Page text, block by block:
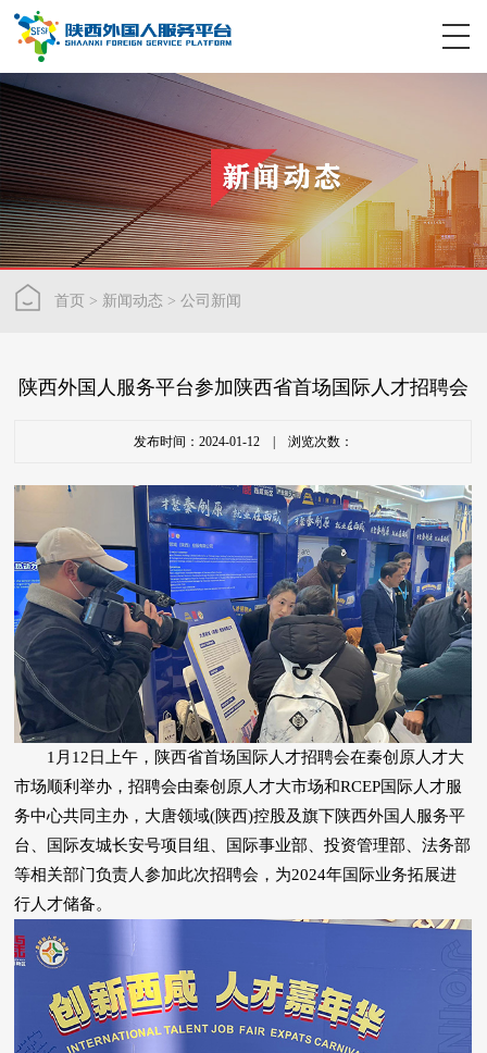
首页 > 新闻动态 >公司新闻
陕西外国人服务平台参加陕西省首场国际人才招聘会
发布时间：2024-01-12 | 浏览次数：
1月12日上午，陕西省首场国际人才招聘会在秦创原人才大
市场顺利举办，招聘会由秦创原人才大市场和RCEP国际人才服
务中心共同主办，大唐领域(陕西)控股及旗下陕西外国人服务平
台、国际友城长安号项目组、国际事业部、投资管理部、法务部
等相关部门负责人参加此次招聘会，为2024年国际业务拓展进
行人才储备。